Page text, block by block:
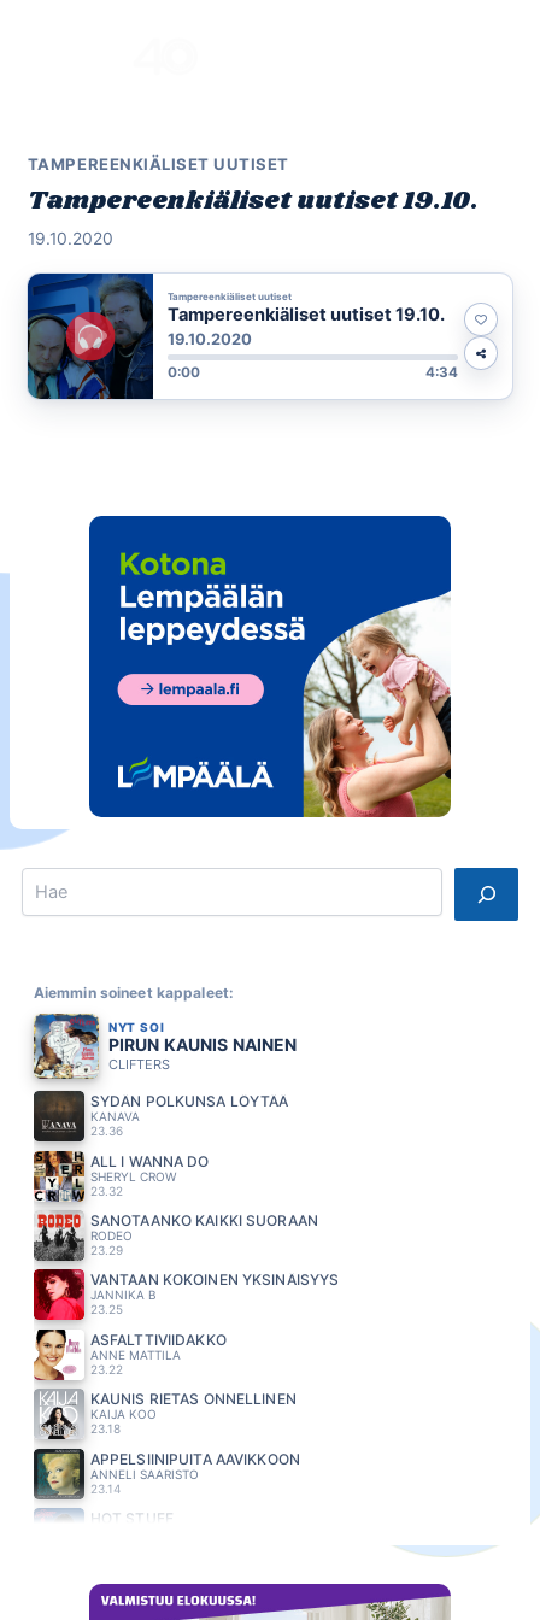
TAMPEREENKIÄLISET UUTISET
Tampereenkiäliset uutiset 19.10.
19.10.2020
Tampereenkiäliset uutiset
Tampereenkiäliset uutiset 19.10.
19.10.2020
0:00 4:34
Search
Aiemmin soineet kappaleet:
NYT SOI
PIRUN KAUNIS NAINEN
CLIFTERS
SYDÄN POLKUNSA LÖYTÄÄ
KANAVA
23.36
ALL I WANNA DO
SHERYL CROW
23.32
SANOTAANKO KAIKKI SUORAAN
RODEO
23.29
VANTAAN KOKOINEN YKSINÄISYYS
JANNIKA B
23.25
ASFALTTIVIIDAKKO
ANNE MATTILA
23.22
KAUNIS RIETAS ONNELLINEN
KAIJA KOO
23.18
APPELSIINIPUITA AAVIKKOON
ANNELI SAARISTO
23.14
HOT STUFF
IRINA
23.07